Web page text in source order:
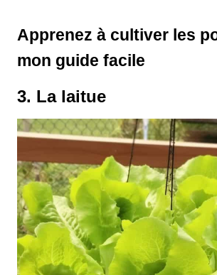
Apprenez à cultiver les
mon guide facile
3. La laitue